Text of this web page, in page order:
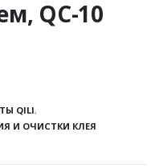
QC-10
QILI,
И ОЧИСТКИ КЛЕЯ